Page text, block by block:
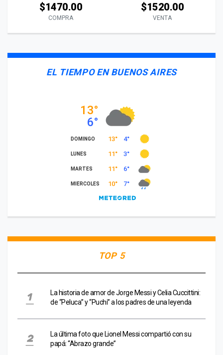
$1470.00
COMPRA
$1520.00
VENTA
EL TIEMPO EN BUENOS AIRES
TOP 5
La historia de amor de Jorge Messi y Celia Cuccittini:
de “Peluca” y “Puchi” a los padres de una leyenda
La última foto que Lionel Messi compartió con su
papá: “Abrazo grande”